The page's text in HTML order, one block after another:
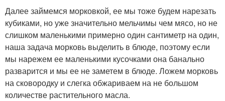
Далее займемся морковкой, ее мы тоже будем нарезать
кубиками, но уже значительно мельчимы чем мясо, но не
слишком маленькими примерно один сантиметр на один,
наша задача морковь выделить в блюде, поэтому если
мы нарежем ее маленькими кусочками она банально
разварится и мы ее не заметем в блюде. Ложем морковь
на сковородку и слегка обжариваем на не большом
количестве растительного масла.